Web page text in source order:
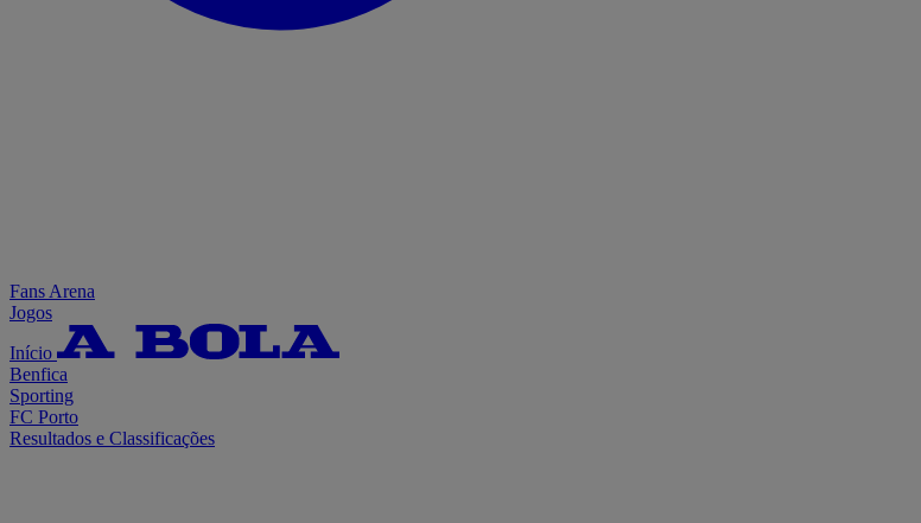
Fans Arena
Jogos
Início
Benfica
Sporting
FC Porto
Resultados e Classificações